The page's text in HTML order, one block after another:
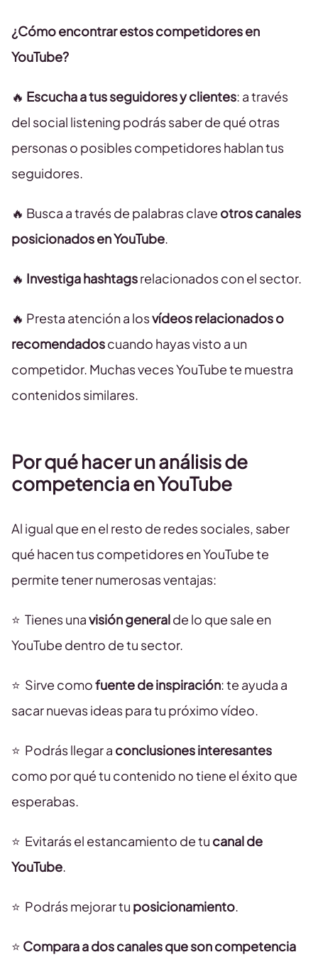
¿Cómo encontrar estos competidores en
YouTube?
🔥 Escucha a tus seguidores y clientes: a través
del social listening podrás saber de qué otras
personas o posibles competidores hablan tus
seguidores.
🔥 Busca a través de palabras clave otros canales
posicionados en YouTube
🔥 Investiga hashtagsrelacionados con el sector.
🔥 Presta atención a losvídeos relacionados o
recomendadoscuando hayas visto a un
competidor. Muchas veces YouTube te muestra
contenidos similares.
Por qué hacer un análisis de
competencia en YouTube
Al igual que en el resto de redes sociales, saber
qué hacen tus competidores en YouTube te
permite tener numerosas ventajas:
⭐ ️ Tienes unavisión generalde lo que sale en
YouTube dentro de tu sector.
⭐ ️ Sirve comofuente de inspiración: te ayuda a
sacar nuevas ideas para tu próximo vídeo.
⭐ ️ Podrás llegar a conclusiones interesantes
como por qué tu contenido no tiene el éxito que
esperabas.
⭐ ️ Evitarás el estancamiento de tu canal de
YouTube
⭐ ️ Podrás mejorar tu posicionamiento
⭐ Compara a dos canales que son competencia